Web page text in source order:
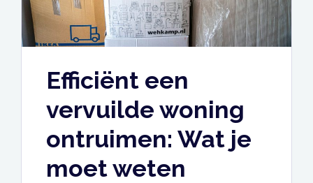
Efficiënt een
vervuilde woning
ontruimen: Wat je
moet weten